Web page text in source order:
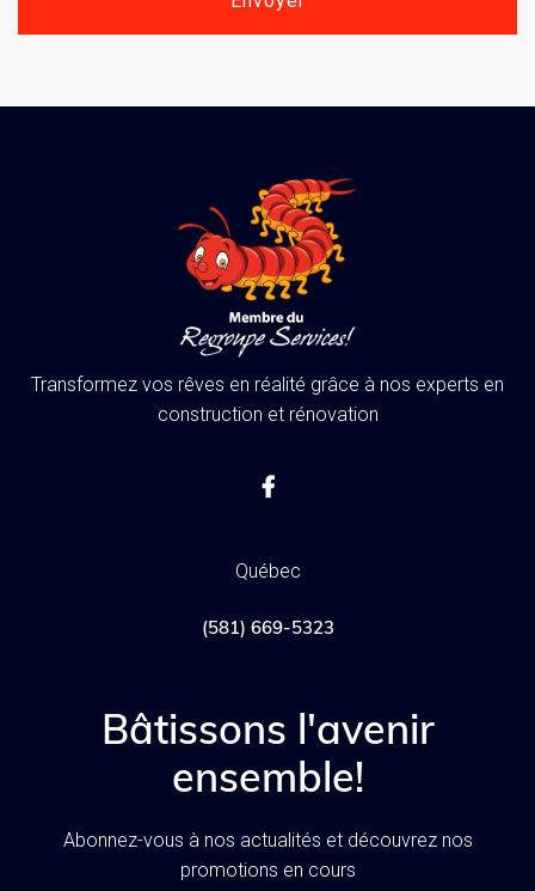
Transformez vos rêves en réalité grâce à nos experts en
construction et rénovation

Québec
(581) 669-5323
Bâtissons l'avenir
ensemble!
Abonnez-vous à nos actualités et découvrez nos
promotions en cours